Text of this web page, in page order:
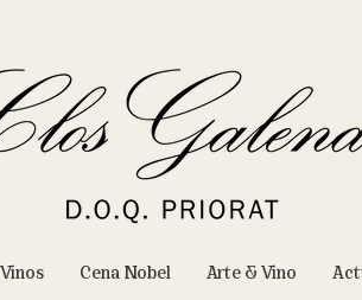
Vinos Cena Nobel Arte & Vino